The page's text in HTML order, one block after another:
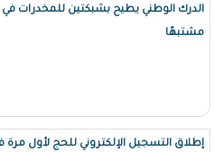
مشتبهًا
إطلاق التسجيل الإلكتروني للحج لأول مرة